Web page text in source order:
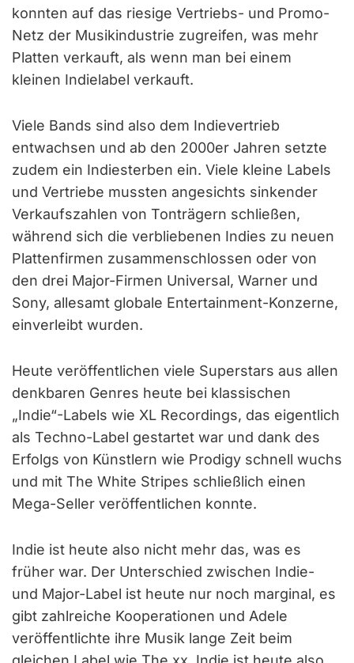
konnten auf das riesige Vertriebs- und Promo-
Netz der Musikindustrie zugreifen, was mehr
Platten verkauft, als wenn man bei einem
kleinen Indielabel verkauft.
Viele Bands sind also dem Indievertrieb
entwachsen und ab den 2000er Jahren setzte
zudem ein Indiesterben ein. Viele kleine Labels
und Vertriebe mussten angesichts sinkender
Verkaufszahlen von Tonträgern schließen,
während sich die verbliebenen Indies zu neuen
Plattenfirmen zusammenschlossen oder von
den drei Major-Firmen Universal, Warner und
Sony, allesamt globale Entertainment-Konzerne,
einverleibt wurden.
Heute veröffentlichen viele Superstars aus allen
denkbaren Genres heute bei klassischen
„Indie“-Labels wie XL Recordings, das eigentlich
als Techno-Label gestartet war und dank des
Erfolgs von Künstlern wie Prodigy schnell wuchs
und mit The White Stripes schließlich einen
Mega-Seller veröffentlichen konnte.
Indie ist heute also nicht mehr das, was es
früher war. Der Unterschied zwischen Indie-
und Major-Label ist heute nur noch marginal, es
gibt zahlreiche Kooperationen und Adele
veröffentlichte ihre Musik lange Zeit beim